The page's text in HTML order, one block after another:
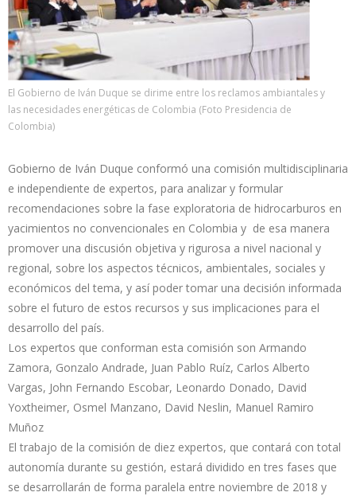
El Gobierno de Iván Duque se dirime entre los reclamos ambiantales y
las necesidades energéticas de Colombia (Foto Presidencia de
Colombia)
Gobierno de Iván Duque conformó una comisión multidisciplinaria
e independiente de expertos, para analizar y formular
recomendaciones sobre la fase exploratoria de hidrocarburos en
yacimientos no convencionales en Colombia y de esa manera
promover una discusión objetiva y rigurosa a nivel nacional y
regional, sobre los aspectos técnicos, ambientales, sociales y
económicos del tema, y así poder tomar una decisión informada
sobre el futuro de estos recursos y sus implicaciones para el
desarrollo del país.
Los expertos que conforman esta comisión son Armando
Zamora, Gonzalo Andrade, Juan Pablo Ruíz, Carlos Alberto
Vargas, John Fernando Escobar, Leonardo Donado, David
Yoxtheimer, Osmel Manzano, David Neslin, Manuel Ramiro
Muñoz
El trabajo de la comisión de diez expertos, que contará con total
autonomía durante su gestión, estará dividido en tres fases que
se desarrollarán de forma paralela entre noviembre de 2018 y